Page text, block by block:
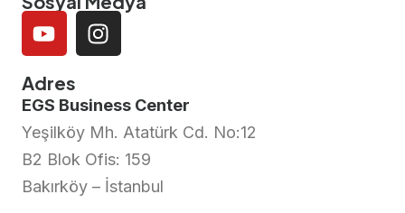
Adres
EGS Business Center
Yeşilköy Mh. Atatürk Cd. No:12
B2 Blok Ofis: 159
Bakırköy – İstanbul